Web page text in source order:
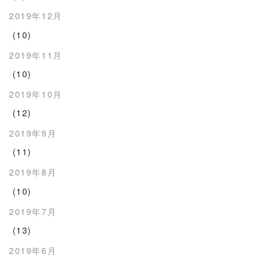
2019年12月
(10)
2019年11月
(10)
2019年10月
(12)
2019年9月
(11)
2019年8月
(10)
2019年7月
(13)
2019年6月